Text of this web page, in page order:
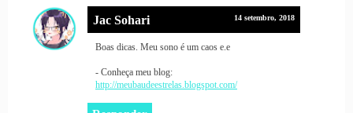
Jac Sohari 14 setembro, 2018
Boas dicas. Meu sono é um caos e.e
- Conheça meu blog:
http://meubaudeestrelas.blogspot.com/